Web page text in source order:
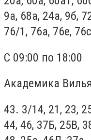
9а, 68а, 24а, 9б,
76/1, 76а, 76е,
С 09:00 по 18:00
Академика
43. 3/14, 21, 23,
44, 46, 37Б, 25В,